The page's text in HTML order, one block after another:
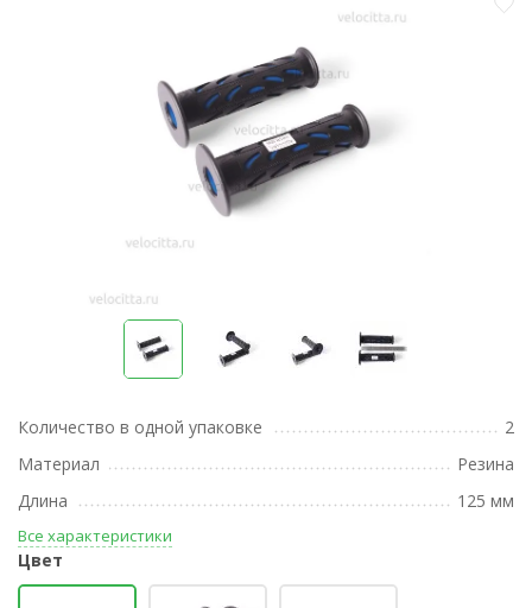
Количество в одной упаковке
2
Материал
Резина
Длина
125 мм
Все характеристики
Цвет